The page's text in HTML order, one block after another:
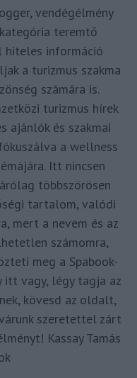
vendégélmény
teremtő
hiteles információ
a turizmus szakma
számára is.
turizmus hírek
ajánlók és szakmai
a wellness
Itt nincsen
többszörösen
tartalom, valódi
mert a nevem és az
számomra,
meg a Spabook-
itt vagy, légy tagja az
kövesd az oldalt,
szeretettel zárt
Kassay Tamás